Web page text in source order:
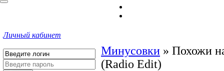
Личный кабинет
Минусовки » Похожи
(Radio Edit)